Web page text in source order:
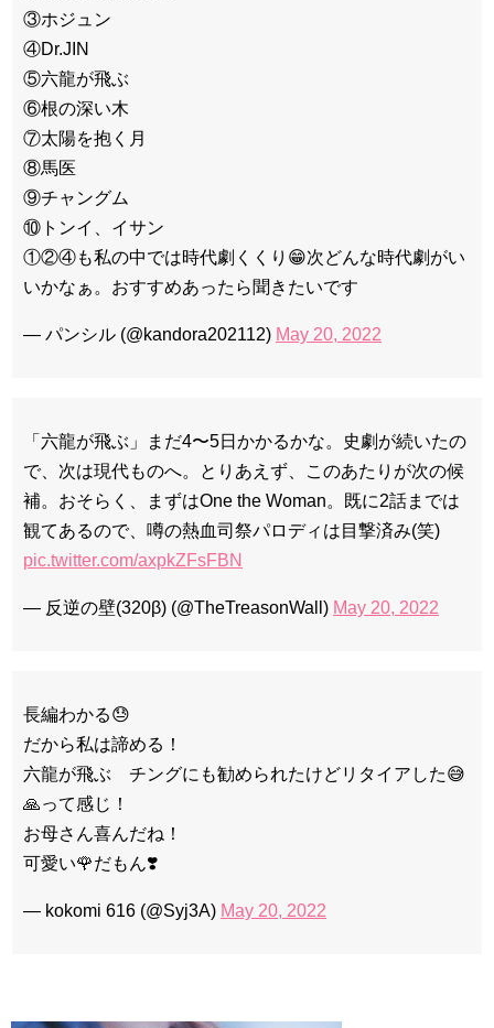
③ホジュン
④Dr.JIN
⑤六龍が飛ぶ
⑥根の深い木
⑦太陽を抱く月
⑧馬医
⑨チャングム
⑩トンイ、イサン
①②④も私の中では時代劇くくり😁次どんな時代劇がい
いかなぁ。おすすめあったら聞きたいです
— パンシル (@kandora202112) May 20, 2022
「六龍が飛ぶ」まだ4〜5日かかるかな。史劇が続いたの
で、次は現代ものへ。とりあえず、このあたりが次の候
補。おそらく、まずはOne the Woman。既に2話までは
観てあるので、噂の熱血司祭パロディは目撃済み(笑)
pic.twitter.com/axpkZFsFBN
— 反逆の壁(320β) (@TheTreasonWall) May 20, 2022
長編わかる😓
だから私は諦める！
六龍が飛ぶ チングにも勧められたけどリタイアした😅
🙏って感じ！
お母さん喜んだね！
可愛い🌹だもん❣️
— kokomi 616 (@Syj3A) May 20, 2022